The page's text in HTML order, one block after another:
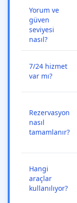
Yorum ve
güven
seviyesi
nasıl?
7/24 hizmet
var mı?
Rezervasyon
nasıl
tamamlanır?
Hangi
araçlar
kullanılıyor?